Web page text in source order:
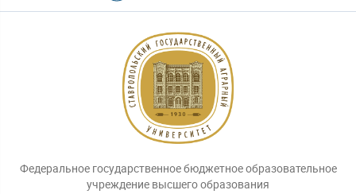
Федеральное государственное бюджетное образовательное
учреждение высшего образования